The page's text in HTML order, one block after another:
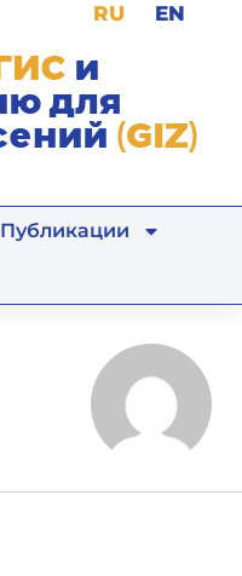
RU EN
Публикации